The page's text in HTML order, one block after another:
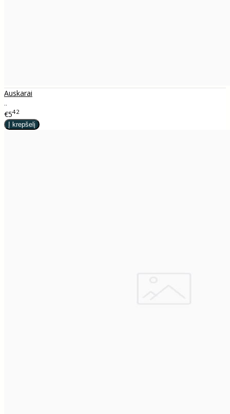
Auskarai
..
€542